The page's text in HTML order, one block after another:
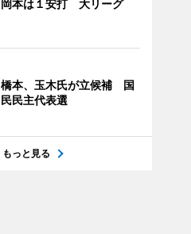
岡本は１安打 大リーグ
橋本、玉木氏が立候補 国
民民主代表選
もっと見る